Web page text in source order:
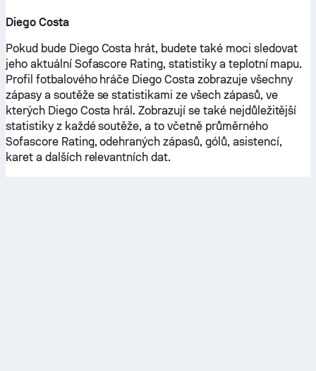
Diego Costa
Pokud bude Diego Costa hrát, budete také moci sledovat
jeho aktuální Sofascore Rating, statistiky a teplotní mapu.
Profil fotbalového hráče Diego Costa zobrazuje všechny
zápasy a soutěže se statistikami ze všech zápasů, ve
kterých Diego Costa hrál. Zobrazují se také nejdůležitější
statistiky z každé soutěže, a to včetně průměrného
Sofascore Rating, odehraných zápasů, gólů, asistencí,
karet a dalších relevantních dat.